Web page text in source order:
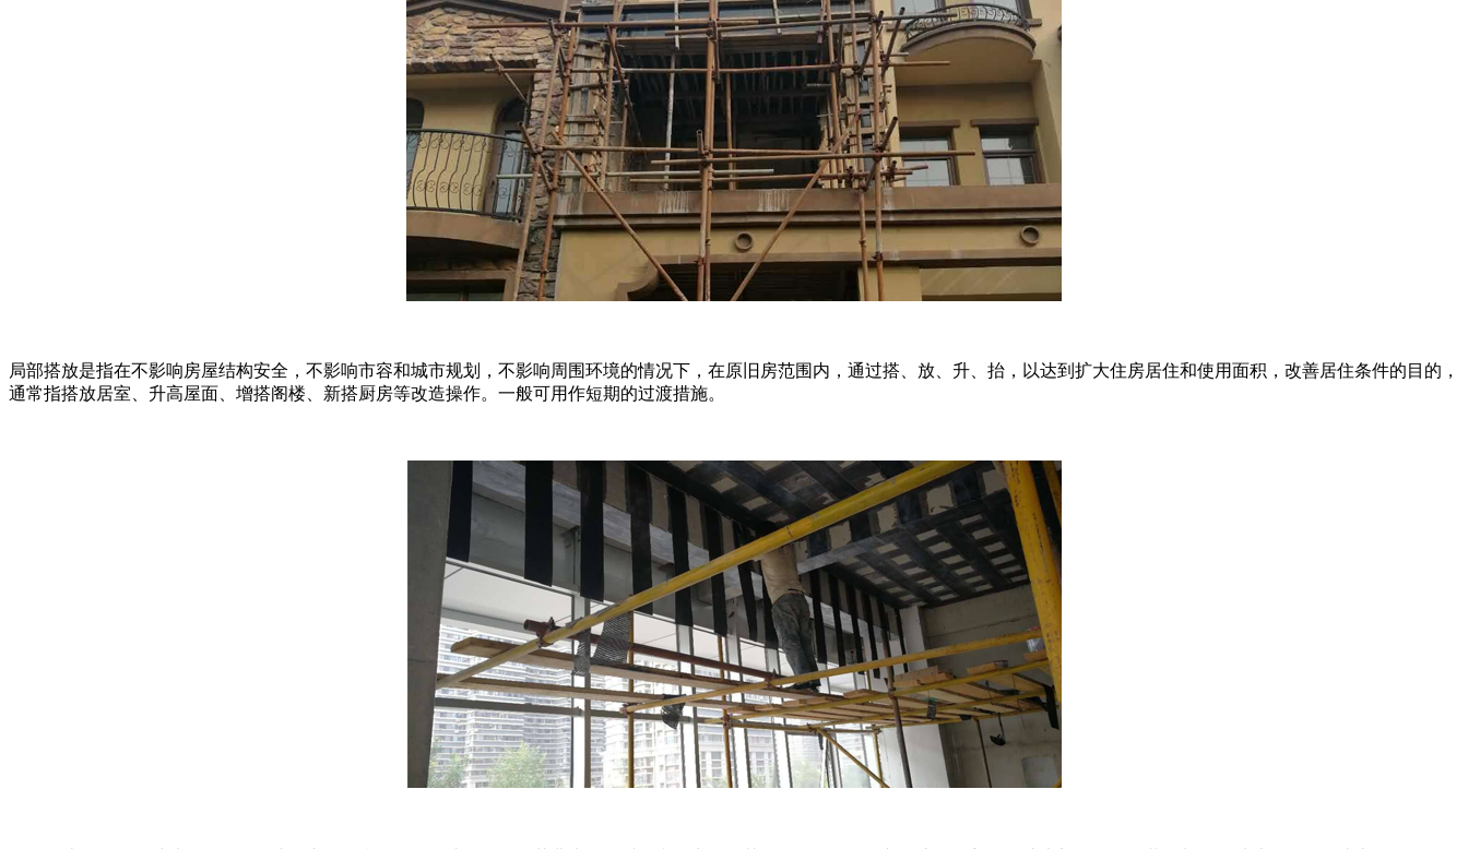
局部搭放是指在不影响房屋结构安全，不影响市容和城市规划，不影响周围环境的情况下，在原旧房范围内，通过搭、放、升、抬，以达到扩大住房居住和使用面积，改善居住条件的目的，
通常指搭放居室、升高屋面、增搭阁楼、新搭厨房等改造操作。一般可用作短期的过渡措施。